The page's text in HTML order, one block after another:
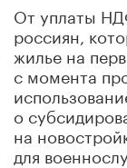
От уплаты
россиян,
жилье на
с момента
о
на
для